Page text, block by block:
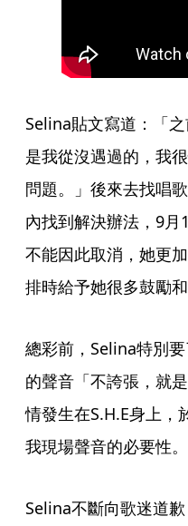
Selina貼文寫道：「
是我從沒遇過的，我
問題。」後來去找唱
內找到解決辦法，9月
不能因此取消，她更
排時給予她很多鼓勵和
總彩前，Selina特別
的聲音「不誇張，就
情發生在S.H.E身上，
我現場聲音的必要性。
Selina不斷向歌迷道